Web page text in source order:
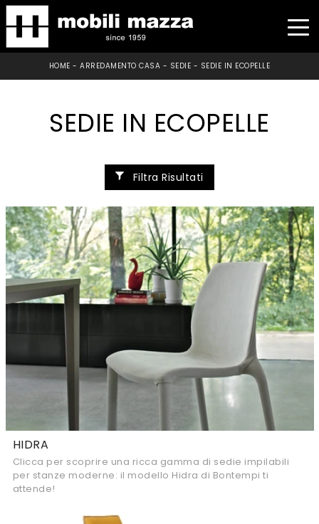
HOME -ARREDAMENTO CASA - SEDIE - SEDIE IN ECOPELLE
SEDIE IN ECOPELLE
Filtra Risultati
HIDRA
Clicca per scoprire una ricca gamma di sedie impilabili
per stanze moderne: il modello Hidra di Bontempi ti
attende!